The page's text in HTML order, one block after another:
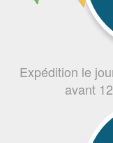
Expédition le
avant